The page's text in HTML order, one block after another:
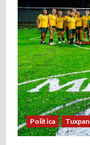
a
s
Politica Tuxpan